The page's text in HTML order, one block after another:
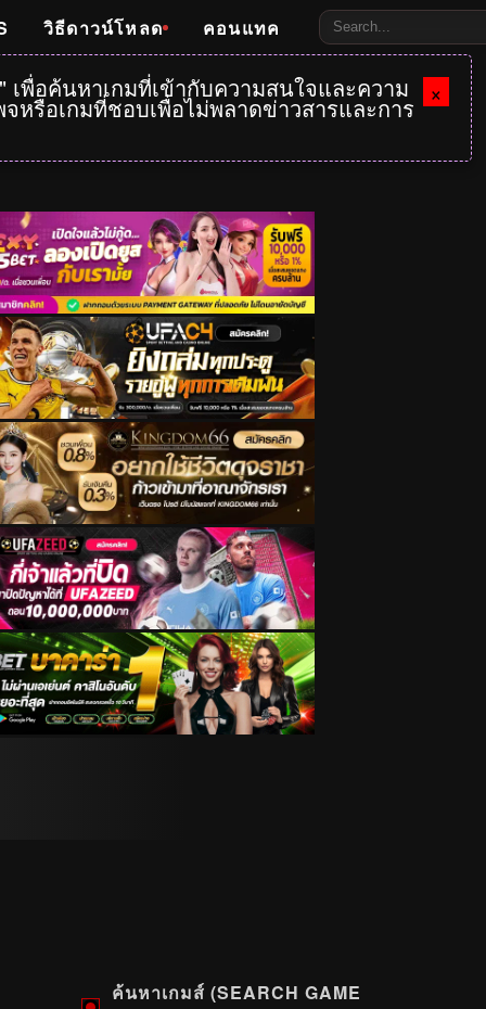
วิธีดาวน์โหลด คอนแทค
×
พื่อค้นหาเกมที่เข้ากับความสนใจและความ
รือเกมที่ชอบเพื่อไม่พลาดข่าวสารและการ
ค้นหาเกมส์ (SEARCH GAME